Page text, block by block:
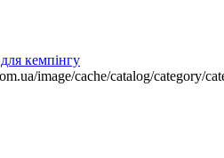
кемпінгу
image/cache/catalog/category/